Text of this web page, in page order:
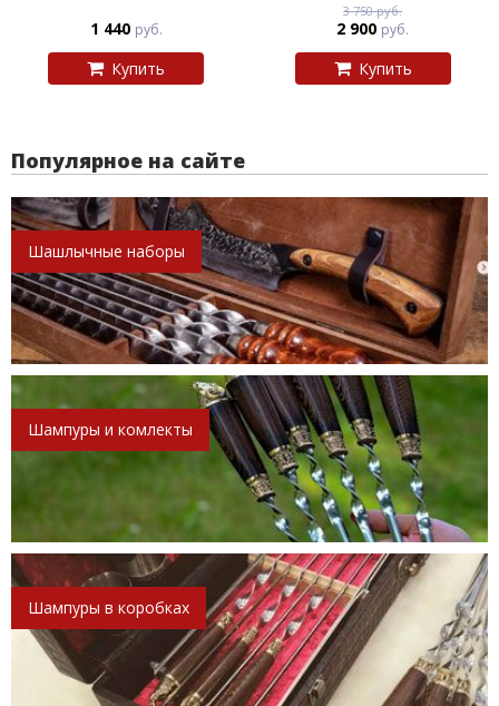
1 440 руб.
Купить
3 750 руб.
2 900 руб.
Купить
Популярное на сайте
Шашлычные наборы
Шампуры и комлекты
Шампуры в коробках